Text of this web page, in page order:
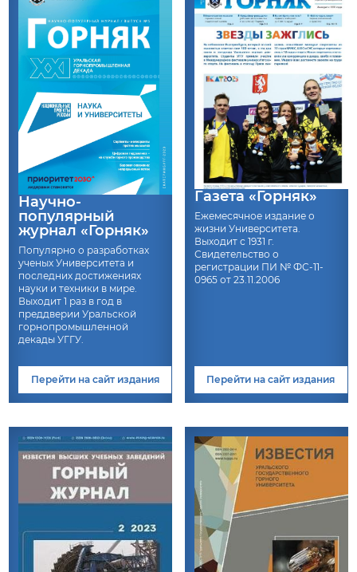
Научно-
популярный
журнал «Горняк»
Популярно о разработках
ученых Университета и
последних достижениях
науки и техники в мире.
Выходит 1 раз в год в
преддверии Уральской
горнопромышленной
декады УГГУ.
Перейти на сайт издания
Газета «Горняк»
Ежемесячное издание о
жизни Университета.
Выходит с 1931 г.
Свидетельство о
регистрации ПИ № ФС-11-
0965 от 23.11.2006
Перейти на сайт издания